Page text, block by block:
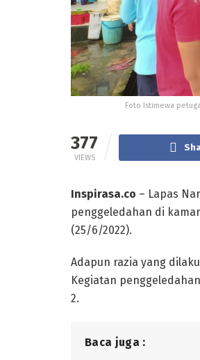
Foto Istimewa
377
VIEWS
Inspirasa.co – Lapas
penggeledahan di
(25/6/2022).
Adapun razia yang
Kegiatan
2.
Baca juga :